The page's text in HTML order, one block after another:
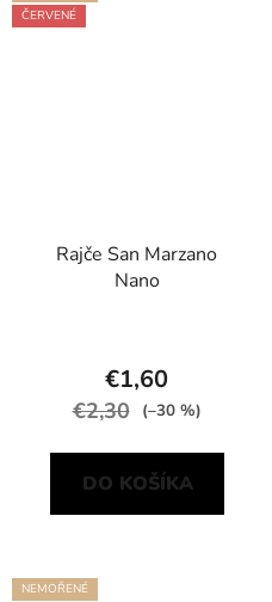
ČERVENÉ
Rajče San Marzano
Nano
€1,60
€2,30 (–30 %)
DO KOŠÍKA
NEMOŘENÉ